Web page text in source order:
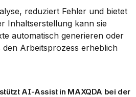
reduziert Fehler und bietet
Inhaltserstellung kann sie
automatisch generieren oder
den Arbeitsprozess erheblich
AI-Assist in MAXQDA bei der